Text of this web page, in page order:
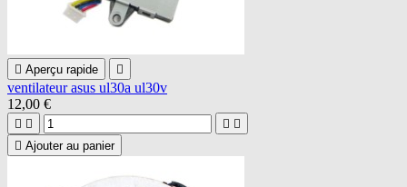
 Aperçu rapide 
ventilateur asus ul30a ul30v
12,00 €
   
 Ajouter au panier